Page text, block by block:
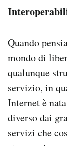
Quando
mondo di
qualunque
servizio, in
Internet è
diverso dai
servizi che